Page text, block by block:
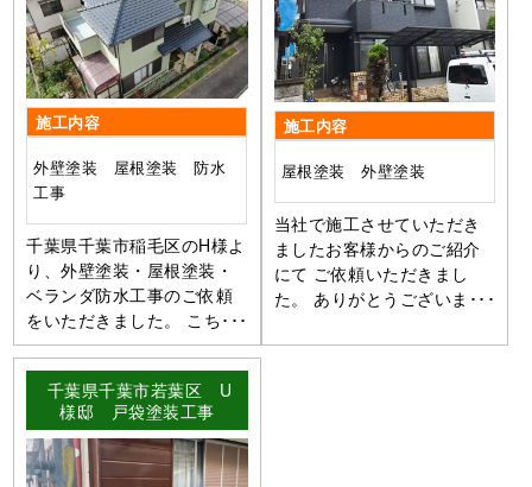
施工内容
外壁塗装 屋根塗装 防水
工事
千葉県千葉市稲毛区のH様よ
り、外壁塗装・屋根塗装・
ベランダ防水工事のご依頼
をいただきました。 こち･･･
施工内容
屋根塗装 外壁塗装
当社で施工させていただき
ましたお客様からのご紹介
にて ご依頼いただきまし
た。 ありがとうございま･･･
千葉県千葉市若葉区 U
様邸 戸袋塗装工事